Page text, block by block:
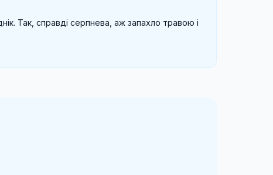
Так, справді серпнева, аж запахло травою і